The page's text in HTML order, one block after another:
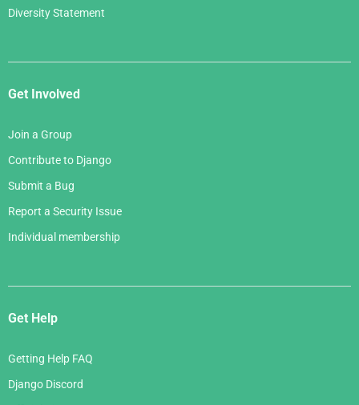
Diversity Statement
Get Involved
Join a Group
Contribute to Django
Submit a Bug
Report a Security Issue
Individual membership
Get Help
Getting Help FAQ
Django Discord